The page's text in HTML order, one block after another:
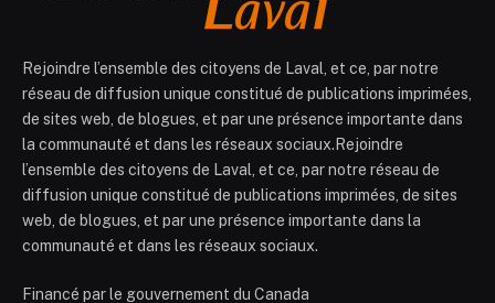
Rejoindre l’ensemble des citoyens de Laval, et ce, par notre
réseau de diffusion unique constitué de publications imprimées,
de sites web, de blogues, et par une présence importante dans
la communauté et dans les réseaux sociaux.Rejoindre
l’ensemble des citoyens de Laval, et ce, par notre réseau de
diffusion unique constitué de publications imprimées, de sites
web, de blogues, et par une présence importante dans la
communauté et dans les réseaux sociaux.
Financé par le gouvernement du Canada